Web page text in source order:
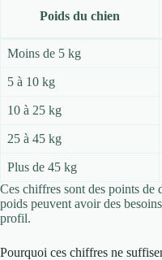
Poids du chien
Moins de 5 kg
5 à 10 kg
10 à 25 kg
25 à 45 kg
Plus de 45 kg
Ces chiffres sont des points de
poids peuvent avoir des
profil.
Pourquoi ces chiffres ne